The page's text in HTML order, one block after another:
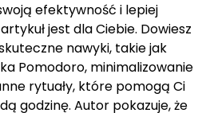
efektywność i lepiej
jest dla Ciebie. Dowiesz
nawyki, takie jak
Pomodoro, minimalizowanie
rytuały, które pomogą Ci
godzinę. Autor pokazuje, że